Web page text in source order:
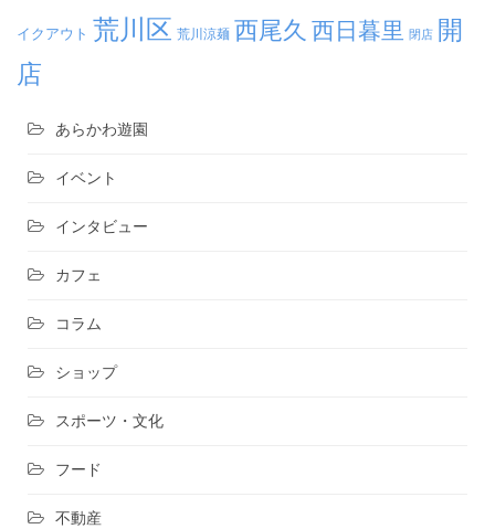
イクアウト 荒川区 荒川涼麺 西尾久 西日暮里 閉店 開
店
あらかわ遊園
イベント
インタビュー
カフェ
コラム
ショップ
スポーツ・文化
フード
不動産